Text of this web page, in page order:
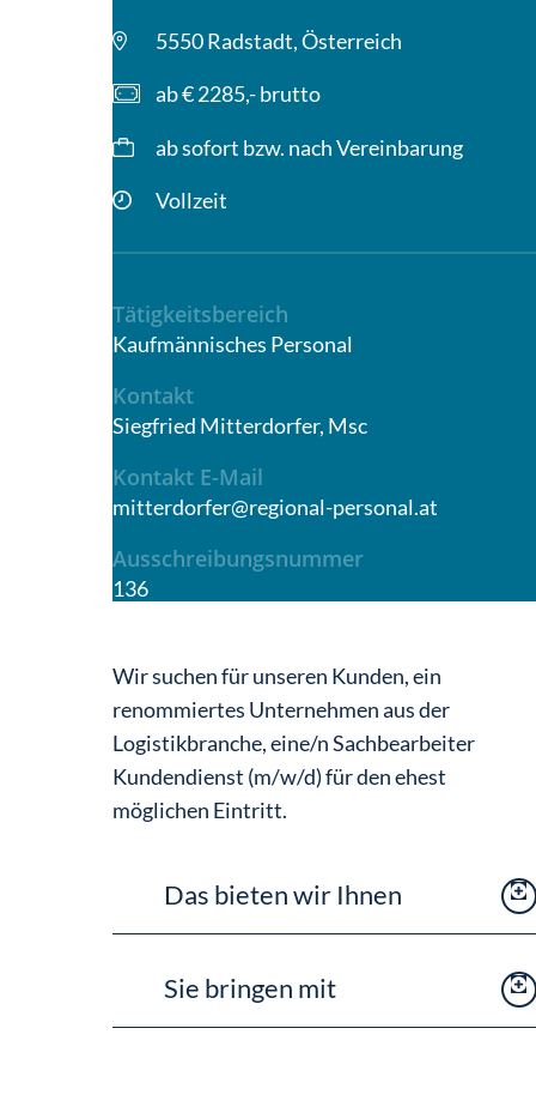
5550 Radstadt, Österreich
ab € 2285,- brutto
ab sofort bzw. nach Vereinbarung
Vollzeit
Tätigkeitsbereich
Kaufmännisches Personal
Kontakt
Siegfried Mitterdorfer, Msc
Kontakt E-Mail
mitterdorfer@regional-personal.at
Ausschreibungsnummer
136
Wir suchen für unseren Kunden, ein
renommiertes Unternehmen aus der
Logistikbranche, eine/n Sachbearbeiter
Kundendienst (m/w/d) für den ehest
möglichen Eintritt.
Das bieten wir Ihnen
Regionalpersonal mit Option zur
Übernahme beim Kunden
Sie bringen mit